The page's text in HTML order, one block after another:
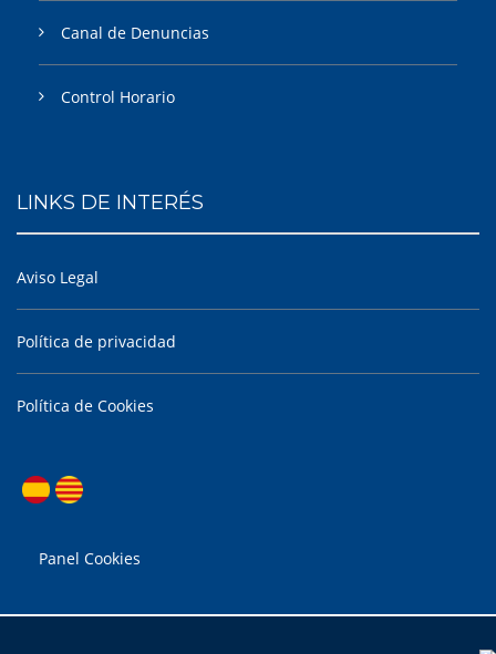
Canal de Denuncias
Control Horario
LINKS DE INTERÉS
Aviso Legal
Política de privacidad
Política de Cookies
Panel Cookies